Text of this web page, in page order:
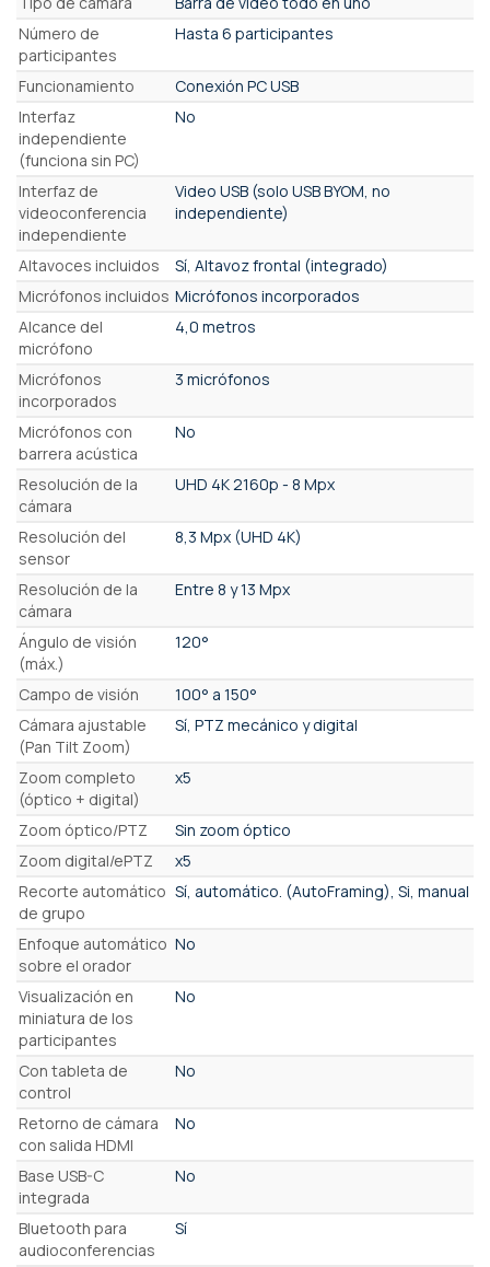
Número de
participantes
Hasta 6 participantes
Funcionamiento
Conexión PC USB
Interfaz
independiente
(funciona sin PC)
No
Interfaz de
videoconferencia
independiente
Video USB (solo USB BYOM, no
independiente)
Altavoces incluidos
Sí, Altavoz frontal (integrado)
Micrófonos incluidos Micrófonos incorporados
Alcance del
micrófono
4,0 metros
Micrófonos
incorporados
3 micrófonos
Micrófonos con
barrera acústica
No
Resolución de la
cámara
UHD 4K 2160p - 8 Mpx
Resolución del
sensor
8,3 Mpx (UHD 4K)
Resolución de la
cámara
Entre 8 y 13 Mpx
Ángulo de visión
(máx.)
120°
Campo de visión
100° a 150°
Cámara ajustable
(Pan Tilt Zoom)
Sí, PTZ mecánico y digital
Zoom completo
(óptico + digital)
x5
Zoom óptico/PTZ
Sin zoom óptico
Zoom digital/ePTZ
x5
Recorte automático
de grupo
Sí, automático. (AutoFraming), Si, manual
Enfoque automático
sobre el orador
No
Visualización en
miniatura de los
participantes
No
Con tableta de
control
No
Retorno de cámara
con salida HDMI
No
Base USB-C
integrada
No
Bluetooth para
audioconferencias
Sí